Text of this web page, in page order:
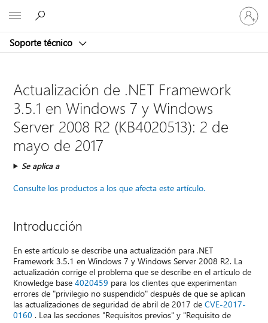
Soporte técnico
Iniciar
sesión
en
cuenta
Actualización de .NET Framework
3.5.1 en Windows 7 y Windows
Server 2008 R2 (KB4020513): 2 de
mayo de 2017
Se aplica a
Consulte los productos a los que afecta este artículo.
Introducción
En este artículo se describe una actualización para .NET
Framework 3.5.1 en Windows 7 y Windows Server 2008 R2. La
actualización corrige el problema que se describe en el artículo de
Knowledge base4020459 para los clientes que experimentan
errores de "privilegio no suspendido" después de que se aplican
las actualizaciones de seguridad de abril de 2017 deCVE-2017-
0160 . Lea las secciones "Requisitos previos" y "Requisito de